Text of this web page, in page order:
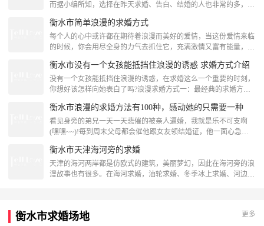
而据小编所知，选择在昨天求婚、告白、结婚的人也非常的多，似
白日一定会有浪漫的求婚方式，我们一起来了解一下吧!520浪漫求
婚方式：公司求婚让她身边的同事跟着配合，说临时有事让她赶紧
回公司。正当她着急地赶回公司时，一打开门却发现地板上满是玫
衡水市简单浪漫的求婚方式
每个人的心中或许都在期待着浪漫而美好的爱情，当这份爱情来临
的时候，你会用尽全身的力气去抓住它，充满激情又富有能量，当
影，所以，想要抓住它的方法是什么呢?一场浪漫的求婚。日出浪
漫求婚简单浪漫的求婚方式--日升时，都有你的陪伴你见过初生的
太阳吗?高挂在天空，金黄的光辉缓缓洒满大地，就像是刚刚出生
衡水市没有一个女孩能抵挡住浪漫的诱惑 求婚方式介绍
没有一个女孩能抵挡住浪漫的诱惑，在求婚这么一个重要的时刻，
你想好该怎样向她表白了吗?浪漫求婚方式一：最经典的求婚方式
样，单膝下跪，对着她深情款款的说：亲爱的，请假给我吧!当然
在求婚之前，可以先和你的她回忆一下你们第一次相识时的场景，
然后深情的求婚。这种求婚方式是众多周知比较浪漫经典的，求婚
衡水市浪漫的求婚方法有100种，感动她的只需要一种
看见身旁的弟兄一天一天悲催的被亲人逼婚，我就是乐不可支啊
(嘿嘿~~)!每到周末父母都会催他跟女友领结婚证，他一面心急，
孩的思绪，房车有但是一拖再拖不跟女朋求婚如同完婚，这年代可
不好得!女生都期待被最爱的人的男孩子宠溺，这场浪漫求婚典礼
是他们憧憬的。浪漫求婚方式有150种，可是打动她的求婚方式只
衡水市天津海河旁的求婚
天津的海河两岸都是仿欧式的建筑，美丽梦幻，因此在海河旁的浪
漫故事也有很多。在海河求婚，油轮求婚、冬季冰上求婚、河边烟
像邮轮求婚这种求婚方式更适合去天津旅行的情侣，环绕海河的油
衡水市求婚场地 更多